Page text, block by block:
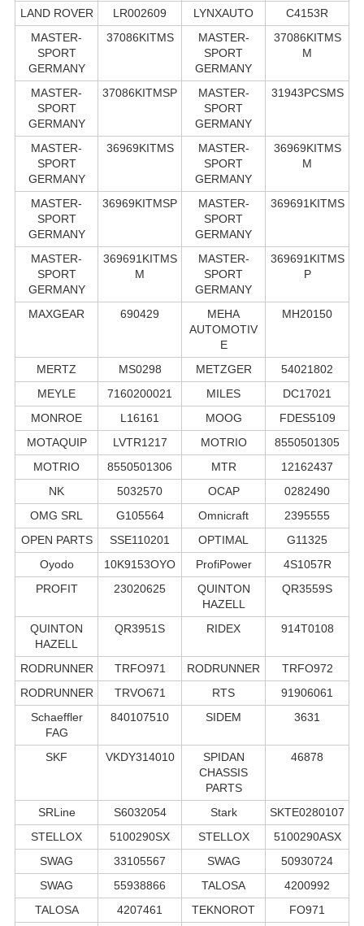
LAND ROVER LR002609 LYNXAUTO
C4153R
MASTER-
SPORT
GERMANY
37086KITMS
MASTER-
SPORT
GERMANY
37086KITMS
M
MASTER-
SPORT
GERMANY
37086KITMSP
MASTER-
SPORT
GERMANY
31943PCSMS
MASTER-
SPORT
GERMANY
36969KITMS
MASTER-
SPORT
GERMANY
36969KITMS
M
MASTER-
SPORT
GERMANY
36969KITMSP
MASTER-
SPORT
GERMANY
369691KITMS
MASTER-
SPORT
GERMANY
369691KITMS
M
MASTER-
SPORT
GERMANY
369691KITMS
P
MAXGEAR 690429
MEHA
AUTOMOTIV
E
MH20150
MERTZ MS0298 METZGER
54021802
MEYLE
7160200021 MILES
DC17021
MONROE
L16161 MOOG
FDES5109
MOTAQUIP
LVTR1217 MOTRIO
8550501305
MOTRIO
8550501306 MTR
12162437
NK
5032570 OCAP
0282490
OMG SRL
G105564 Omnicraft
2395555
OPEN PARTS
SSE110201 OPTIMAL
G11325
Oyodo
10K9153OYO ProfiPower
4S1057R
PROFIT
23020625
QUINTON
HAZELL
QR3559S
QUINTON
HAZELL
QR3951S RIDEX 914T0108
RODRUNNER TRFO971 RODRUNNER
TRFO972
RODRUNNER
TRVO671 RTS
91906061
Schaeffler
FAG
840107510 SIDEM 3631
SKF VKDY314010
SPIDAN
CHASSIS
PARTS
46878
SRLine S6032054 Stark
SKTE0280107
STELLOX
5100290SX STELLOX
5100290ASX
SWAG
33105567 SWAG
50930724
SWAG
55938866 TALOSA
4200992
TALOSA
4207461 TEKNOROT
FO971